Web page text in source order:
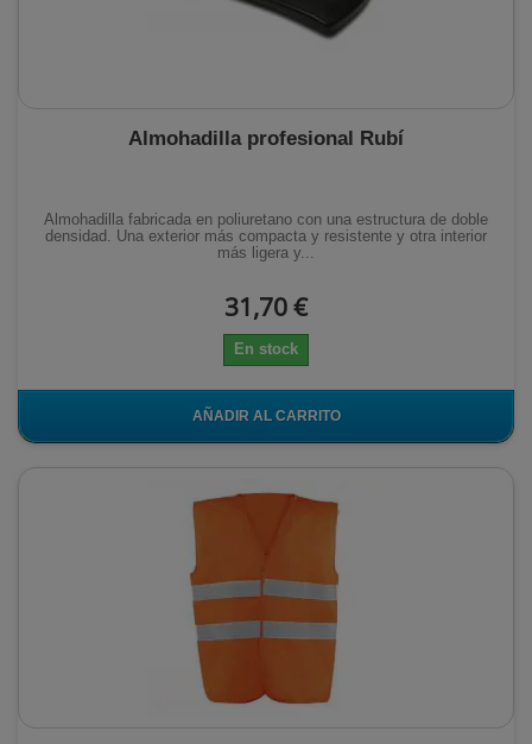
Almohadilla profesional Rubí
Almohadilla fabricada en poliuretano con una estructura de doble
densidad. Una exterior más compacta y resistente y otra interior
más ligera y...
31,70 €
En stock
AÑADIR AL CARRITO